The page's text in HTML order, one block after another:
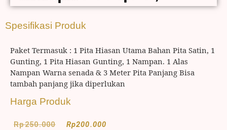
Spesifikasi Produk
Paket Termasuk : 1 Pita Hiasan Utama Bahan Pita Satin, 1
Gunting, 1 Pita Hiasan Gunting, 1 Nampan. 1 Alas
Nampan Warna senada & 3 Meter Pita Panjang Bisa
tambah panjang jika diperlukan
Harga Produk
Rp250.000 Rp200.000